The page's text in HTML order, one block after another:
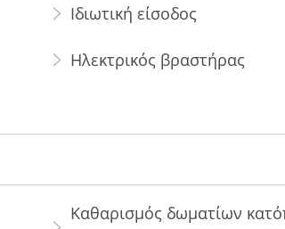
Ιδιωτική είσοδος
Ηλεκτρικός βραστήρας
Καθαρισμός δωματίων